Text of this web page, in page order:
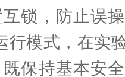
锁，防止误
行模式，在实
保持基本安